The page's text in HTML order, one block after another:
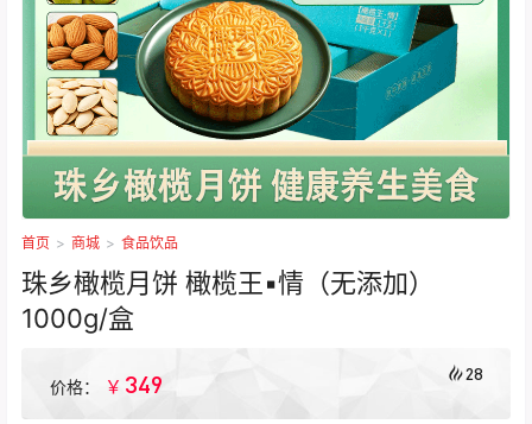
首页 > 商城 > 食品饮品
珠乡橄榄月饼 橄榄王▪情（无添加）
1000g/盒
价格： ￥ 349 28